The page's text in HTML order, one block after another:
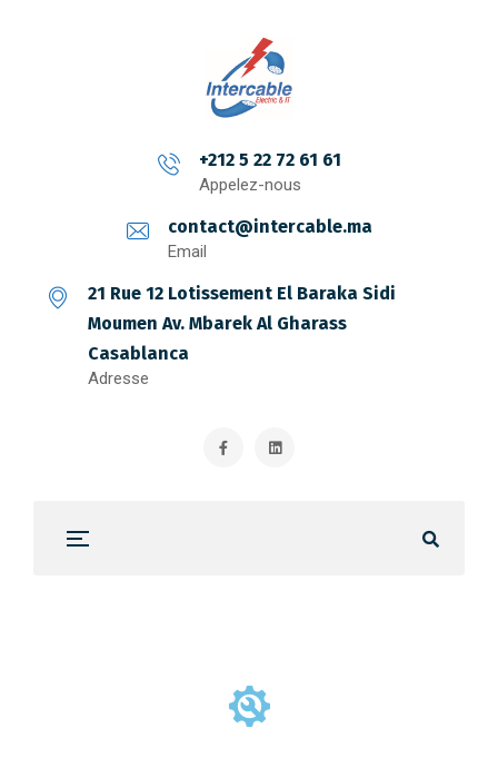
+212 5 22 72 61 61
Appelez-nous
contact@intercable.ma
Email
21 Rue 12 Lotissement El Baraka Sidi
Moumen Av. Mbarek Al Gharass
Casablanca
Adresse